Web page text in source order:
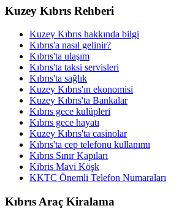
Kuzey Kıbrıs Rehberi
Kuzey Kıbrıs hakkında bilgi
Kıbrıs'a nasıl gelinir?
Kıbrıs'ta ulaşım
Kıbrıs'ta taksi servisleri
Kıbrıs'ta sağlık
Kuzey Kıbrıs'ın ekonomisi
Kuzey Kıbrıs'ta Bankalar
Kıbrıs gece kulüpleri
Kıbrıs gece hayatı
Kuzey Kıbrıs'ta casinolar
Kıbrıs'ta cep telefonu kullanımı
Kıbrıs Sınır Kapıları
Kibris Mavi Köşk
KKTC Önemli Telefon Numaraları
Kıbrıs Araç Kiralama